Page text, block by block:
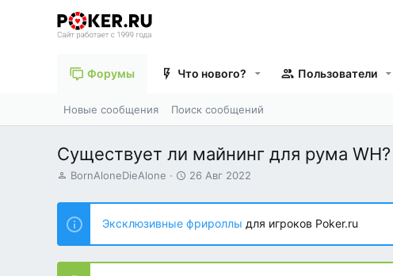
Форумы Что нового? Пользователи
Новые сообщения Поиск сообщений
Существует ли майнинг для рума WH?
А
т
о
р
т
е
BornAloneDieAlone
Д
т
а
н
а
ч
26 Авг 2022
Эксклюзивные фрироллы для игроков Poker.ru